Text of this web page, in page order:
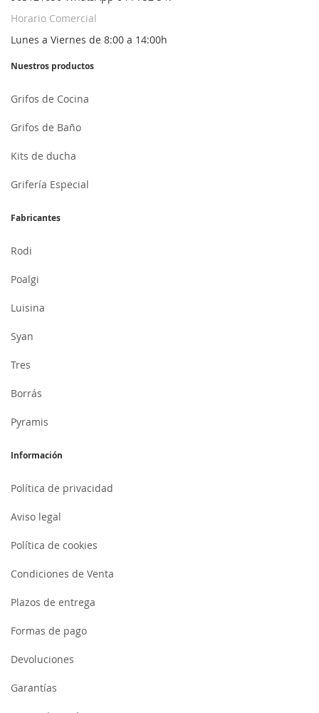
Horario Comercial
Lunes a Viernes de 8:00 a 14:00h
Nuestros productos
Grifos de Cocina
Grifos de Baño
Kits de ducha
Grifería Especial
Fabricantes
Rodi
Poalgi
Luisina
Syan
Tres
Borrás
Pyramis
Información
Política de privacidad
Aviso legal
Política de cookies
Condiciones de Venta
Plazos de entrega
Formas de pago
Devoluciones
Garantías